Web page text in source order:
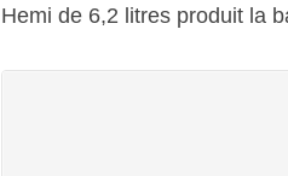
Hemi de 6,2 litres produit la